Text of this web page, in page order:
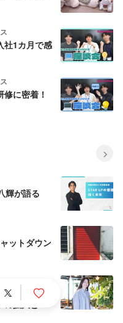
社1カ月で感
修に密着！
輝が語る
ットダウン
課題解決へ
拡大と共